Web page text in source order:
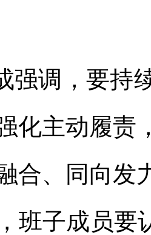
强调，要持
化主动履责
合、同向发
班子成员要